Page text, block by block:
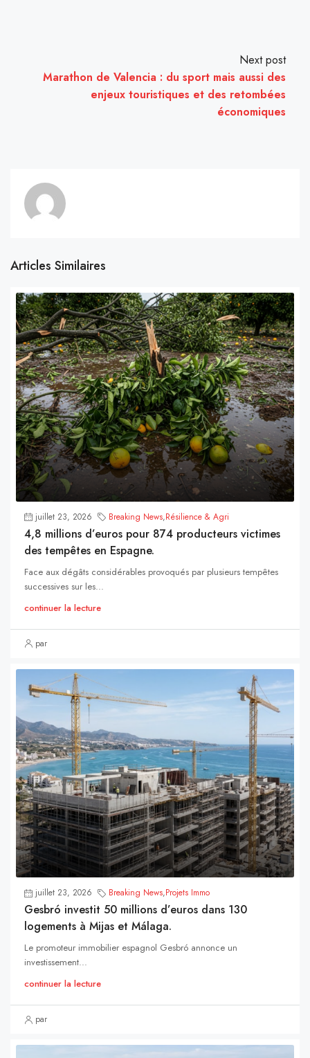
Next post
Marathon de Valencia : du sport mais aussi des
enjeux touristiques et des retombées
économiques
Articles Similaires
juillet 23, 2026 Breaking News,Résilience & Agri
4,8 millions d’euros pour 874 producteurs victimes
des tempêtes en Espagne.
Face aux dégâts considérables provoqués par plusieurs tempêtes
successives sur les...
continuer la lecture
par
juillet 23, 2026 Breaking News,Projets Immo
Gesbró investit 50 millions d’euros dans 130
logements à Mijas et Málaga.
Le promoteur immobilier espagnol Gesbró annonce un
investissement...
continuer la lecture
par